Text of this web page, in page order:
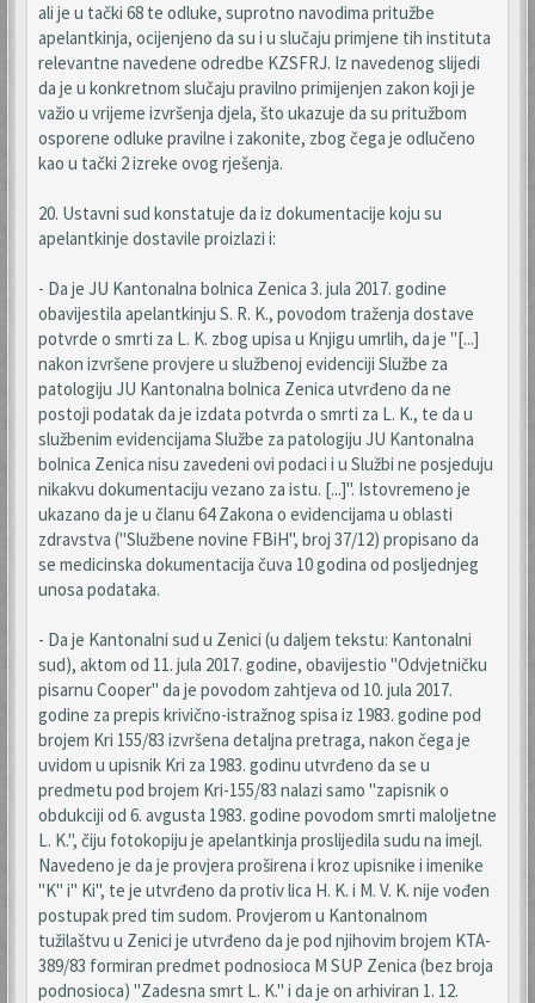
ali je u tački 68 te odluke, suprotno navodima pritužbe
apelantkinja, ocijenjeno da su i u slučaju primjene tih instituta
relevantne navedene odredbe KZSFRJ. Iz navedenog slijedi
da je u konkretnom slučaju pravilno primijenjen zakon koji je
važio u vrijeme izvršenja djela, što ukazuje da su pritužbom
osporene odluke pravilne i zakonite, zbog čega je odlučeno
kao u tački 2 izreke ovog rješenja.
20. Ustavni sud konstatuje da iz dokumentacije koju su
apelantkinje dostavile proizlazi i:
- Da je JU Kantonalna bolnica Zenica 3. jula 2017. godine
obavijestila apelantkinju S. R. K., povodom traženja dostave
potvrde o smrti za L. K. zbog upisa u Knjigu umrlih, da je "[...]
nakon izvršene provjere u službenoj evidenciji Službe za
patologiju JU Kantonalna bolnica Zenica utvrđeno da ne
postoji podatak da je izdata potvrda o smrti za L. K., te da u
službenim evidencijama Službe za patologiju JU Kantonalna
bolnica Zenica nisu zavedeni ovi podaci i u Službi ne posjeduju
nikakvu dokumentaciju vezano za istu. [...]". Istovremeno je
ukazano da je u članu 64 Zakona o evidencijama u oblasti
zdravstva ("Službene novine FBiH", broj 37/12) propisano da
se medicinska dokumentacija čuva 10 godina od posljednjeg
unosa podataka.
- Da je Kantonalni sud u Zenici (u daljem tekstu: Kantonalni
sud), aktom od 11. jula 2017. godine, obavijestio "Odvjetničku
pisarnu Cooper" da je povodom zahtjeva od 10. jula 2017.
godine za prepis krivično-istražnog spisa iz 1983. godine pod
brojem Kri 155/83 izvršena detaljna pretraga, nakon čega je
uvidom u upisnik Kri za 1983. godinu utvrđeno da se u
predmetu pod brojem Kri-155/83 nalazi samo "zapisnik o
obdukciji od 6. avgusta 1983. godine povodom smrti maloljetne
L. K.", čiju fotokopiju je apelantkinja proslijedila sudu na imejl.
Navedeno je da je provjera proširena i kroz upisnike i imenike
"K" i" Ki", te je utvrđeno da protiv lica H. K. i M. V. K. nije vođen
postupak pred tim sudom. Provjerom u Kantonalnom
tužilaštvu u Zenici je utvrđeno da je pod njihovim brojem KTA-
389/83 formiran predmet podnosioca M SUP Zenica (bez broja
podnosioca) "Zadesna smrt L. K." i da je on arhiviran 1. 12.